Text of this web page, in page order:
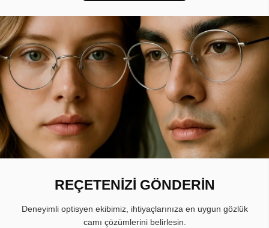
REÇETENİZİ GÖNDERİN
Deneyimli optisyen ekibimiz, ihtiyaçlarınıza en uygun gözlük
camı çözümlerini belirlesin.